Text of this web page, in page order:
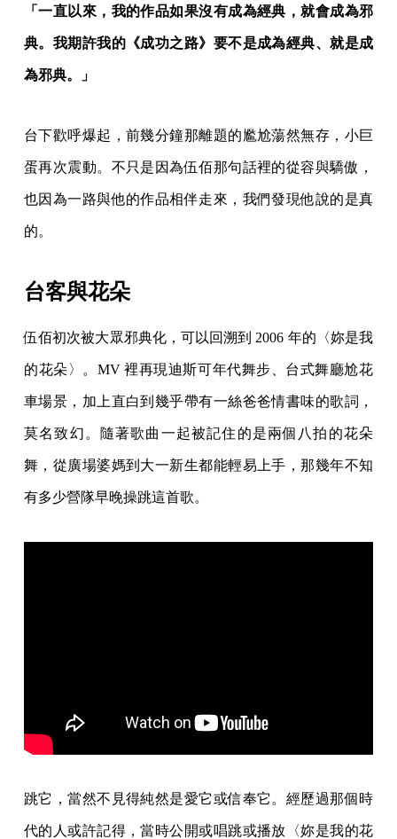
「一直以來，我的作品如果沒有成為經典，就會成為邪
典。我期許我的《成功之路》要不是成為經典、就是成
為邪典。」
台下歡呼爆起，前幾分鐘那離題的尷尬蕩然無存，小巨
蛋再次震動。不只是因為伍佰那句話裡的從容與驕傲，
也因為一路與他的作品相伴走來，我們發現他說的是真
的。
台客與花朵
伍佰初次被大眾邪典化，可以回溯到 2006 年的〈妳是我
的花朵〉。MV 裡再現迪斯可年代舞步、台式舞廳尬花
車場景，加上直白到幾乎帶有一絲爸爸情書味的歌詞，
莫名致幻。隨著歌曲一起被記住的是兩個八拍的花朵
舞，從廣場婆媽到大一新生都能輕易上手，那幾年不知
有多少營隊早晚操跳這首歌。
跳它，當然不見得純然是愛它或信奉它。經歷過那個時
代的人或許記得，當時公開或唱跳或播放〈妳是我的花